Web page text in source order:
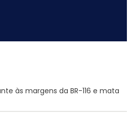
às margens da BR-116 e mata